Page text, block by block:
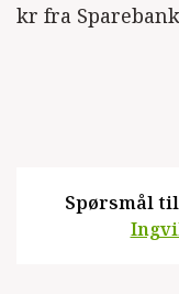
kr fra
Spørsmål